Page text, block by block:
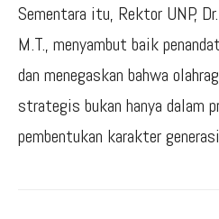
Sementara itu, Rektor UNP,
M.T., menyambut baik
dan menegaskan bahwa
strategis bukan hanya dalam
pembentukan karakter